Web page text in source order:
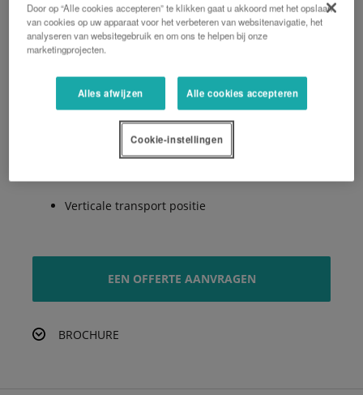
De Voordelen
Kubota maaibalk
Obstakelbeveiliging zonder reset
Verticale transport positie
EEN OFFERTE AANVRAGEN
BROCHURE
Door op “Alle cookies accepteren” te klikken gaat u akkoord met het opslaan
van cookies op uw apparaat voor het verbeteren van websitenavigatie, het
analyseren van websitegebruik en om ons te helpen bij onze
marketingprojecten.
Alles afwijzen Alle cookies accepteren
Cookie-instellingen